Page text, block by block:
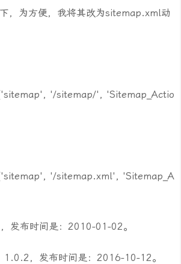
，为方便，我将其改为sitemap.xml动
'/sitemap/', 'Sitemap_Actio
'/sitemap.xml', 'Sitemap_A
发布时间是：2010-01-02。
1.0.2，发布时间是：2016-10-12。